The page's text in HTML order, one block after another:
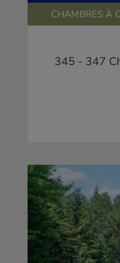
CHAMBRES À
345 - 347